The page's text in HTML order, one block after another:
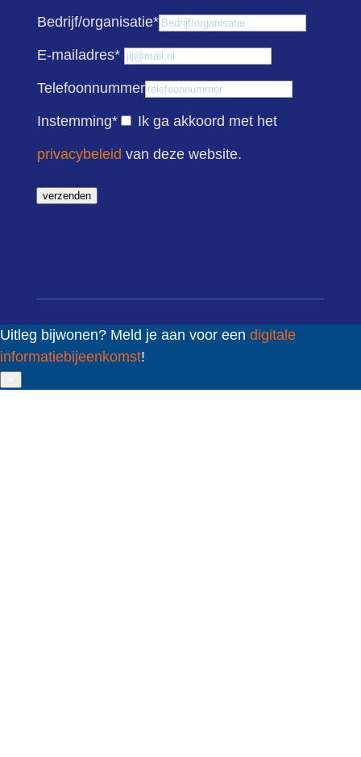
Uitleg bijwonen? Meld je aan voor een digitale
informatiebijeenkomst!
Bedrijf/organisatie*
E-mailadres*
Telefoonnummer
Instemming* Ik ga akkoord met het
privacybeleid van deze website.
verzenden